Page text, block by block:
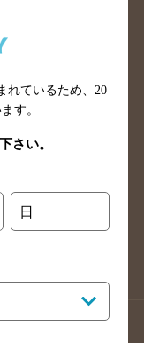
バー検索
バー検索
バー検索
バー検索
ているため、 20
す。
さい。
日